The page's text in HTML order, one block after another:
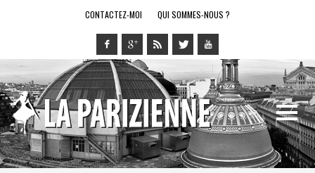
CONTACTEZ-MOI QUI SOMMES-NOUS ?